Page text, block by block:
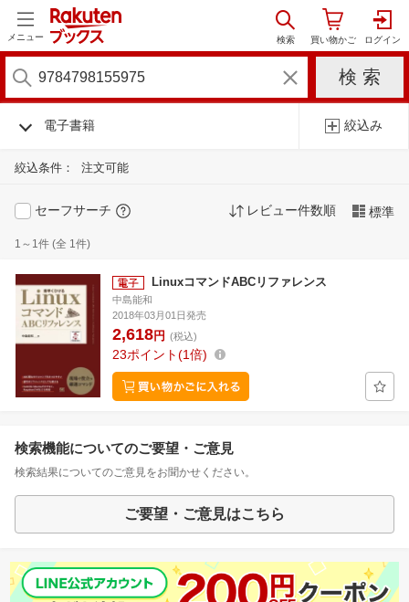
メニュー
電子書籍 絞込み
絞込条件： 注文可能
セーフサーチ レビュー件数順 標準
1～1件 (全 1件)
LinuxコマンドABCリファレンス
中島能和
2018年03月01日発売
2,618円 (税込)
23ポイント 1倍
検索機能についてのご要望・ご意見
検索結果についてのご意見をお聞かせください。
ご要望・ご意見はこちら